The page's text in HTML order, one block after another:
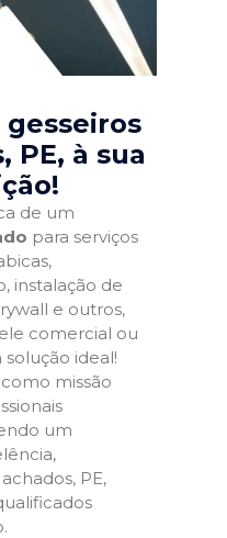
PE, à sua
de um
para serviços
instalação de
e outros,
comercial ou
solução ideal!
missão
um
PE,